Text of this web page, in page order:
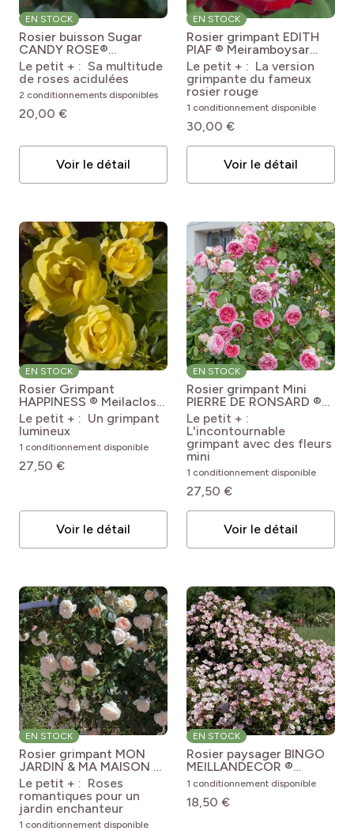
EN STOCK
Rosier buisson Sugar
CANDY ROSE®
Meiconfiz Rosa x
floribunda Sugar Candy
Rose® Meiconfiz
Le petit + : Sa multitude
de roses acidulées
2 conditionnements disponibles
20,00 €
Voir le détail
EN STOCK
Rosier grimpant EDITH
PIAF ® Meiramboysar
Rosa 'Meiramboysar'
GPT EDITH PIAF®
Le petit + : La version
grimpante du fameux
rosier rouge
1 conditionnement disponible
30,00 €
Voir le détail
EN STOCK
Rosier Grimpant
HAPPINESS ® Meilaclost
Rosa 'Meilaclost'
HAPPINESS®
Le petit + : Un grimpant
lumineux
1 conditionnement disponible
27,50 €
Voir le détail
EN STOCK
Rosier grimpant Mini
PIERRE DE RONSARD ®
Meibigboni
Eden Rose 'Meibigboni'
Le petit + :
L'incontournable
grimpant avec des fleurs
mini
1 conditionnement disponible
27,50 €
Voir le détail
EN STOCK
Rosier grimpant MON
JARDIN & MA MAISON ®
Meichavrin Rosa
'Meichavrin' MON
JARDIN MA MAISON®
Le petit + : Roses
romantiques pour un
jardin enchanteur
1 conditionnement disponible
EN STOCK
Rosier paysager BINGO
MEILLANDECOR ®
Meipotal Rosa 'Meipotal'
BINGO MEILLANDECOR®
1 conditionnement disponible
18,50 €